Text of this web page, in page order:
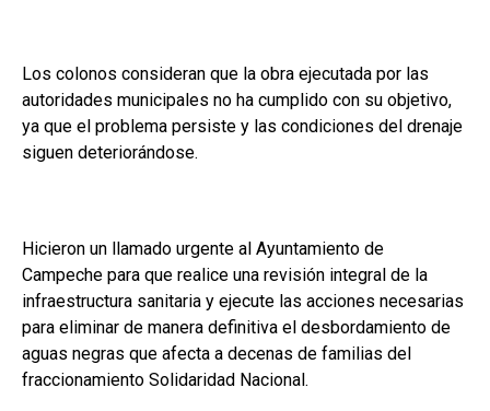
Los colonos consideran que la obra ejecutada por las
autoridades municipales no ha cumplido con su objetivo,
ya que el problema persiste y las condiciones del drenaje
siguen deteriorándose.
Hicieron un llamado urgente al Ayuntamiento de
Campeche para que realice una revisión integral de la
infraestructura sanitaria y ejecute las acciones necesarias
para eliminar de manera definitiva el desbordamiento de
aguas negras que afecta a decenas de familias del
fraccionamiento Solidaridad Nacional.